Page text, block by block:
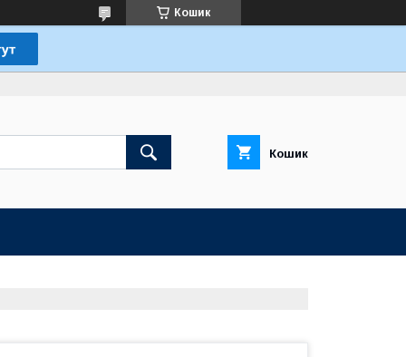
Кошик
Кошик